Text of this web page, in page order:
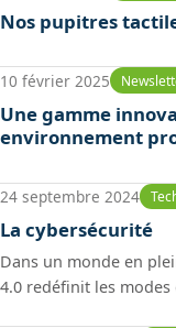
Nos pupitres
10 février 2025
Une gamme
environnement
24 septembre 2024
La cybersécurité
Dans un monde en
4.0 redéfinit les